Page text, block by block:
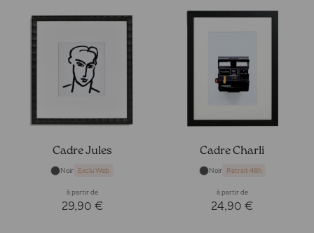
Cadre Jules
Noir Exclu Web
à partir de
29,90 €
Cadre Charli
Noir Retrait 48h
à partir de
24,90 €